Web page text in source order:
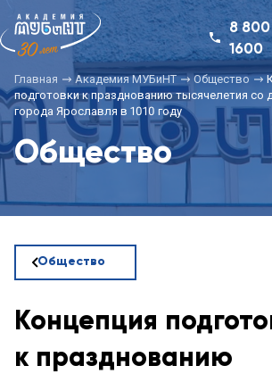
8
1600
Главная Академия МУБиНТ Общество
подготовки к празднованию тысячелетия со
города Ярославля в 1010 году
Общество
Общество
Концепция
к празднованию